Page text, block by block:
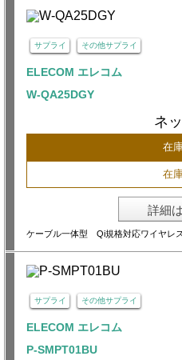
サプライ その他サプライ
ELECOM エレコム
W-QA25DGY
ネ
在
在
詳細
ケーブル一体型 Qi規格対応ワイヤレ
サプライ その他サプライ
ELECOM エレコム
P-SMPT01BU